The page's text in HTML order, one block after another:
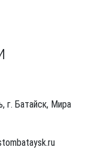
г. Батайск, Мира